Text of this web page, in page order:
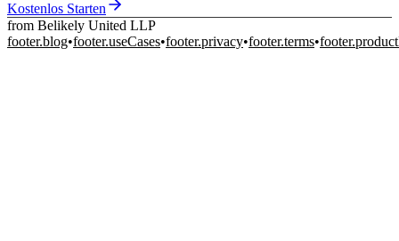
Kostenlos Starten
from Belikely United LLP
footer.blog•footer.useCases•footer.privacy•footer.terms•